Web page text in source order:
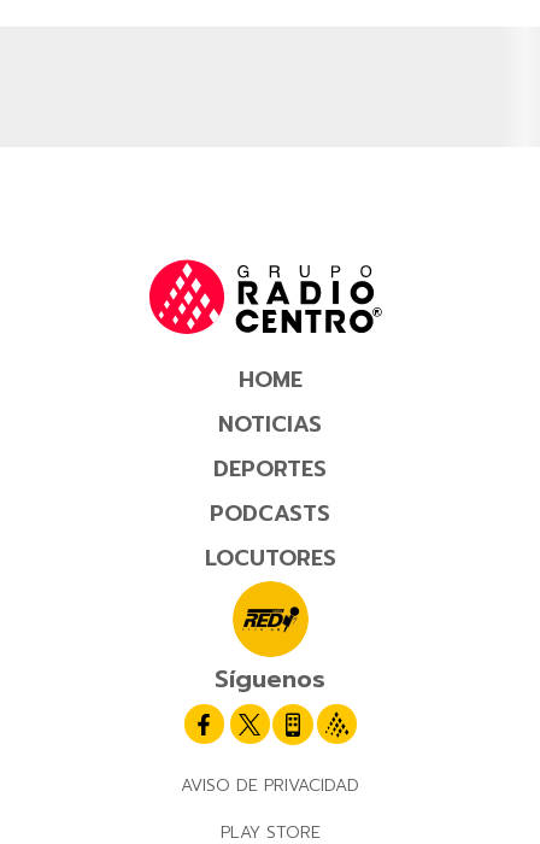
HOME
NOTICIAS
DEPORTES
PODCASTS
LOCUTORES
Síguenos
AVISO DE PRIVACIDAD
PLAY STORE